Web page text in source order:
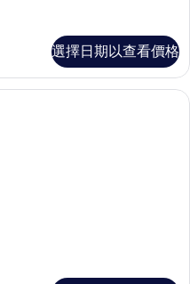
選擇日期以查看價格